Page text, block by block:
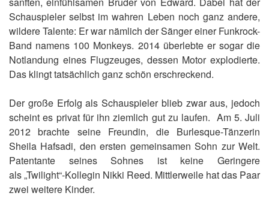
Schauspieler selbst im wahren Leben noch ganz andere,
wildere Talente: Er war nämlich der Sänger einer Funkrock-
Band namens 100 Monkeys. 2014 überlebte er sogar die
Notlandung eines Flugzeuges, dessen Motor explodierte.
Das klingt tatsächlich ganz schön erschreckend.
Der große Erfolg als Schauspieler blieb zwar aus, jedoch
scheint es privat für ihn ziemlich gut zu laufen. Am 5. Juli
2012 brachte seine Freundin, die Burlesque-Tänzerin
Sheila Hafsadi, den ersten gemeinsamen Sohn zur Welt.
Patentante seines Sohnes ist keine Geringere
als „Twilight“-Kollegin Nikki Reed. Mittlerweile hat das Paar
zwei weitere Kinder.